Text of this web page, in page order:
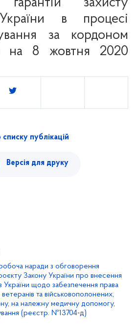
в процесі
за кордоном
на 8 жовтня 2020
публікацій
Версія для друку
наради з обговорення
Закону України про внесення
України щодо забезпечення права
та військовополонених,
на належну медичну допомогу,
(реєстр. №13704-д)